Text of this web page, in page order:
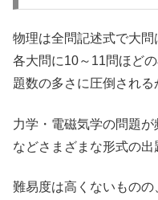
物理は全問記述式で大問
各大問に10～11問ほど
題数の多さに圧倒される
力学・電磁気学の問題
などさまざまな形式の出
難易度は高くないもの